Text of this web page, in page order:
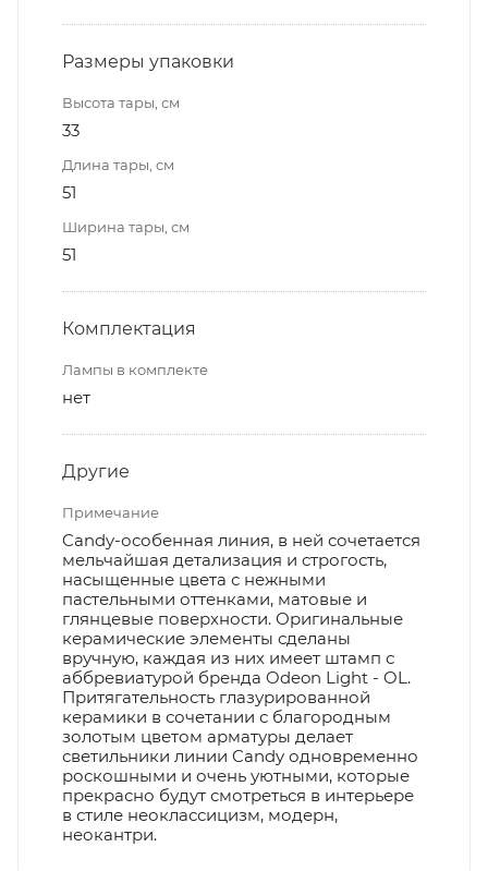
Размеры упаковки
Высота тары, см
33
Длина тары, см
51
Ширина тары, см
51
Комплектация
Лампы в комплекте
нет
Другие
Примечание
Candy-особенная линия, в ней сочетается
мельчайшая детализация и строгость,
насыщенные цвета с нежными
пастельными оттенками, матовые и
глянцевые поверхности. Оригинальные
керамические элементы сделаны
вручную, каждая из них имеет штамп с
аббревиатурой бренда Odeon Light - OL.
Притягательность глазурированной
керамики в сочетании с благородным
золотым цветом арматуры делает
светильники линии Candy одновременно
роскошными и очень уютными, которые
прекрасно будут смотреться в интерьере
в стиле неоклассицизм, модерн,
неокантри.